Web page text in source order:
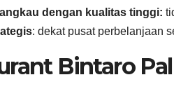
dengan kualitas tinggi:
: dekat pusat perbelanjaan
Bintaro